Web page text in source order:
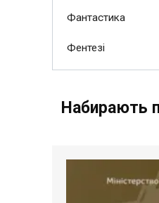
Фантастика
Фентезі
Набирають